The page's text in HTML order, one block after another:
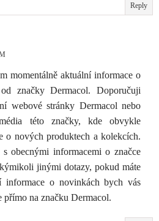
Reply
momentálně aktuální informace o
značky Dermacol. Doporučuji
webové stránky Dermacol nebo
této značky, kde obvykle
o nových produktech a kolekcích.
obecnými informacemi o značce
jinými dotazy, pokud máte
informace o novinkách bych vás
přímo na značku Dermacol.